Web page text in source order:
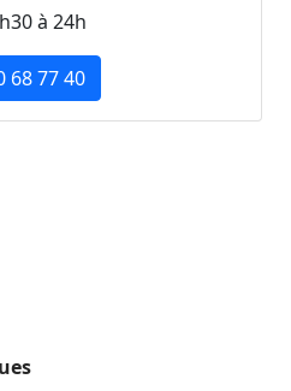
à 24h
68 77 40